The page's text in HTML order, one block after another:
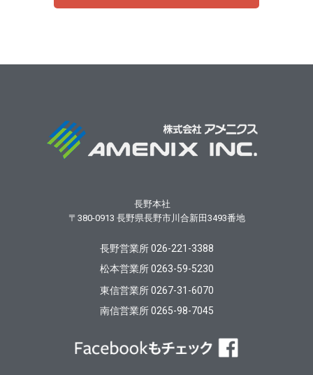
長野本社
〒380-0913 長野県長野市川合新田3493番地
長野営業所 026-221-3388
松本営業所 0263-59-5230
東信営業所 0267-31-6070
南信営業所 0265-98-7045